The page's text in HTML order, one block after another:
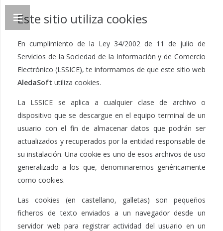
Este sitio utiliza cookies
En cumplimiento de la Ley 34/2002 de 11 de julio de
Servicios de la Sociedad de la Información y de Comercio
Electrónico (LSSICE), te informamos de que este sitio web
AledaSoft utiliza cookies.
La LSSICE se aplica a cualquier clase de archivo o
dispositivo que se descargue en el equipo terminal de un
usuario con el fin de almacenar datos que podrán ser
actualizados y recuperados por la entidad responsable de
su instalación. Una cookie es uno de esos archivos de uso
generalizado a los que, denominaremos genéricamente
como cookies.
Las cookies (en castellano, galletas) son pequeños
ficheros de texto enviados a un navegador desde un
servidor web para registrar actividad del usuario en un